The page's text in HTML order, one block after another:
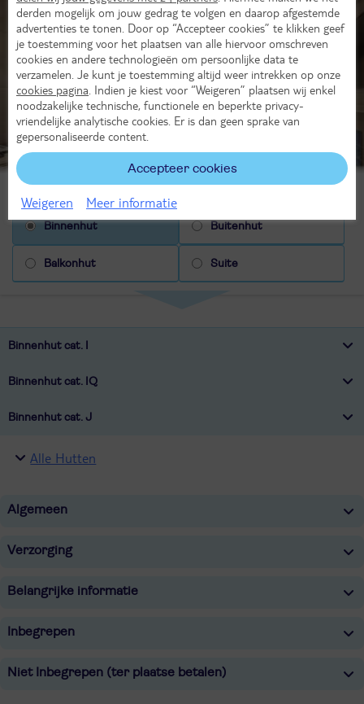
Binnenhut Buitenhut
Balkonhut Suite
Binnenhut cat. I
Binnenhut cat. IQ
Binnenhut cat. J
Alle Hutten
Algemeen
Verzorging
Belangrijke informatie
Inbegrepen
Niet Inbegrepen (ter plaatse betalen)
derden mogelijk om jouw gedrag te volgen en daarop afgestemde
advertenties te tonen. Door op “Accepteer cookies” te klikken geef
je toestemming voor het plaatsen van alle hiervoor omschreven
cookies en andere technologieën om persoonlijke data te
verzamelen. Je kunt je toestemming altijd weer intrekken op onze
cookies pagina . Indien je kiest voor “Weigeren” plaatsen wij enkel
noodzakelijke technische, functionele en beperkte privacy-
vriendelijke analytische cookies. Er is dan geen sprake van
gepersonaliseerde content.
Accepteer cookies
Weigeren Meer informatie